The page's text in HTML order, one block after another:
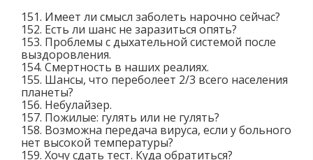
151. Имеет ли смысл заболеть нарочно сейчас?
152. Есть ли шанс не заразиться опять?
153. Проблемы с дыхательной системой после
выздоровления.
154. Смертность в наших реалиях.
155. Шансы, что переболеет 2/3 всего населения
планеты?
156. Небулайзер.
157. Пожилые: гулять или не гулять?
158. Возможна передача вируса, если у больного
нет высокой температуры?
159. Хочу сдать тест. Куда обратиться?